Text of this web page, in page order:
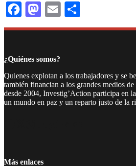
Facebook
Mastodon
Email
¿Quiénes somos?
Quienes explotan a los trabajadores y se
también financian a los grandes medios
desde 2004, Investig’Action participa en
un mundo en paz y un reparto justo de la
Más enlaces